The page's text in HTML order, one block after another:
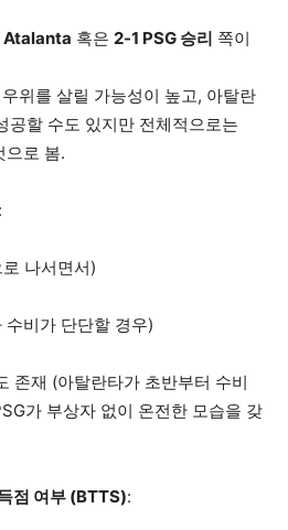
Atalanta 혹은 2-1 PSG 승리 쪽이
위를 살릴 가능성이 높고, 아탈란
공할 수도 있지만 전체적으로는
으로 봄.
나서면서)
비가 단단할 경우)
존재 (아탈란타가 초반부터 수비
가 부상자 없이 온전한 모습을 갖
점 여부 (BTTS):